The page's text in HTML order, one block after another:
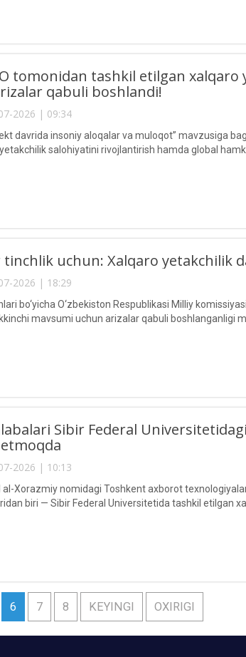
tomonidan tashkil etilgan
qabuli boshlandi!
2026 | 09:34
davrida insoniy aloqalar va muloqot” mavzusiga
salohiyatini rivojlantirish hamda global
tinchlik uchun: Xalqaro yetakchilik
2026 | 18:29
bo‘yicha O‘zbekiston Respublikasi Milliy
mavsumi uchun arizalar qabuli boshlanganligi
Sibir Federal
2026 | 10:13
Xorazmiy nomidagi Toshkent axborot
biri — Sibir Federal Universitetida tashkil etilgan
6 7 8 KEYINGI OXIRIGI